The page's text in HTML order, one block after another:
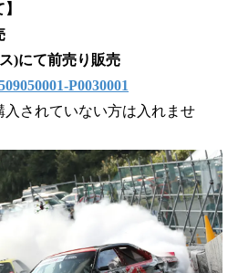
)にて前売り販売
P0030001
入されていない方は入れませ